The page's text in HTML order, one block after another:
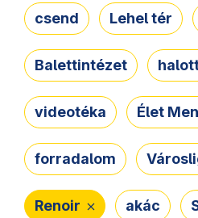
csend Lehel tér
Balettintézet
videotéka Élet
forradalom
Renoir akác